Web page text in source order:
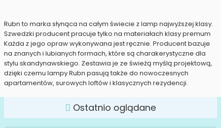
Rubn to marka słynąca na całym świecie z lamp najwyższej klasy.
Szwedzki producent pracuje tylko na materiałach klasy premum
Każda z jego opraw wykonywana jest ręcznie. Producent bazuje
na znanych i lubianych formach, które są charakerystyczne dla
stylu skandynawskiego. Zestawia je ze świeżą myślą projektową,
dzięki czemu lampy Rubn pasują także do nowoczesnych
apartamentów, surowych loftów i klasycznych rezydencji.
Ostatnio oglądane